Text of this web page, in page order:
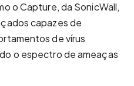
o Capture, da SonicWall,
capazes de
de vírus
o espectro de ameaças